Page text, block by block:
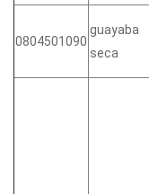
0804501090
guayaba
seca